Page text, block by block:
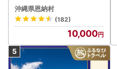
びトラベルポイント
沖縄県恩納村
(182)
10,000